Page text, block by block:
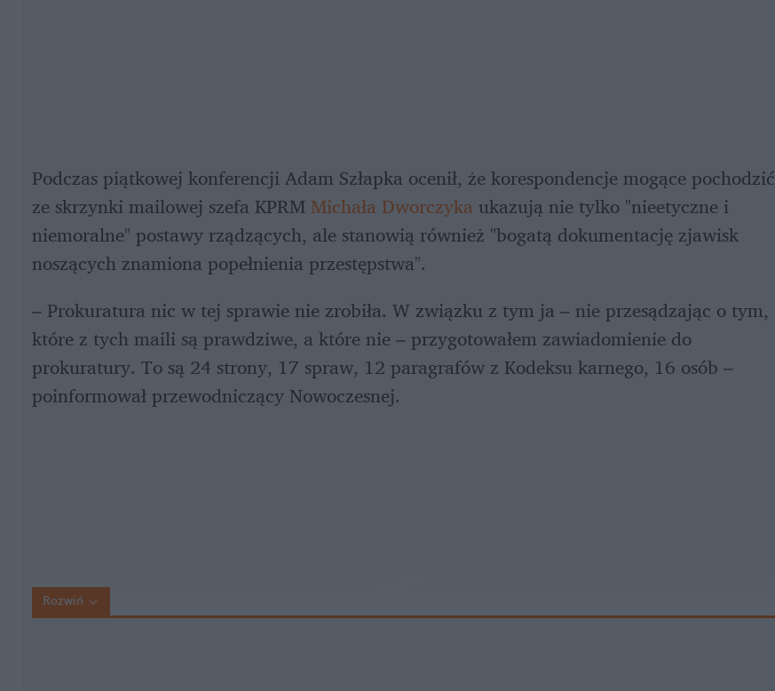
Podczas piątkowej konferencji Adam Szłapka ocenił, że korespondencje mogące pochodzić
ze skrzynki mailowej szefa KPRM Michała Dworczyka ukazują nie tylko "nieetyczne i
niemoralne" postawy rządzących, ale stanowią również "bogatą dokumentację zjawisk
noszących znamiona popełnienia przestępstwa".
– Prokuratura nic w tej sprawie nie zrobiła. W związku z tym ja – nie przesądzając o tym,
które z tych maili są prawdziwe, a które nie – przygotowałem zawiadomienie do
prokuratury. To są 24 strony, 17 spraw, 12 paragrafów z Kodeksu karnego, 16 osób –
poinformował przewodniczący Nowoczesnej.
Rozwiń